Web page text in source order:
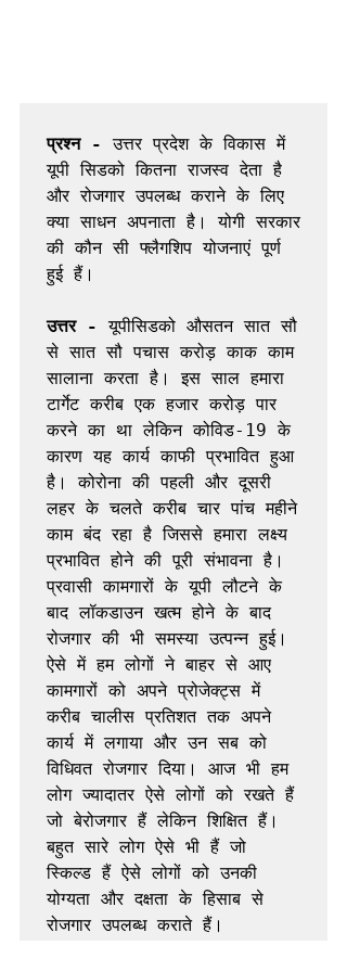
प्रश्न - उत्तर प्रदेश के विकास में
यूपी सिडको कितना राजस्व देता है
और रोजगार उपलब्ध कराने के लिए
क्या साधन अपनाता है। योगी सरकार
की कौन सी फ्लैगशिप योजनाएं पूर्ण
हुई हैं।
उत्तर - यूपीसिडको औसतन सात सौ
से सात सौ पचास करोड़ काक काम
सालाना करता है। इस साल हमारा
टार्गेट करीब एक हजार करोड़ पार
करने का था लेकिन कोविड-19 के
कारण यह कार्य काफी प्रभावित हुआ
है। कोरोना की पहली और दूसरी
लहर के चलते करीब चार पांच महीने
काम बंद रहा है जिससे हमारा लक्ष्य
प्रभावित होने की पूरी संभावना है।
प्रवासी कामगारों के यूपी लौटने के
बाद लॉकडाउन खत्म होने के बाद
रोजगार की भी समस्या उत्पन्न हुई।
ऐसे में हम लोगों ने बाहर से आए
कामगारों को अपने प्रोजेक्ट्स में
करीब चालीस प्रतिशत तक अपने
कार्य में लगाया और उन सब को
विधिवत रोजगार दिया। आज भी हम
लोग ज्यादातर ऐसे लोगों को रखते हैं
जो बेरोजगार हैं लेकिन शिक्षित हैं।
बहुत सारे लोग ऐसे भी हैं जो
स्किल्ड हैं ऐसे लोगों को उनकी
योग्यता और दक्षता के हिसाब से